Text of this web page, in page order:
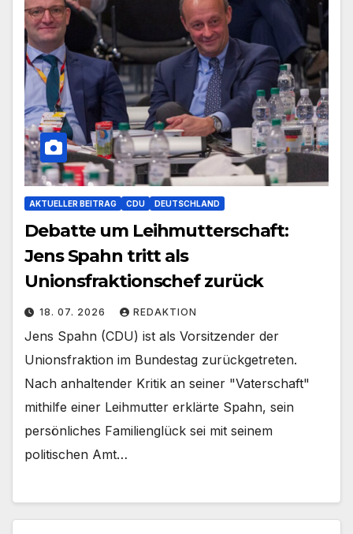
AKTUELLER BEITRAG CDU DEUTSCHLAND
Debatte um Leihmutterschaft:
Jens Spahn tritt als
Unionsfraktionschef zurück
18. 07. 2026 REDAKTION
Jens Spahn (CDU) ist als Vorsitzender der
Unionsfraktion im Bundestag zurückgetreten.
Nach anhaltender Kritik an seiner "Vaterschaft"
mithilfe einer Leihmutter erklärte Spahn, sein
persönliches Familienglück sei mit seinem
politischen Amt…